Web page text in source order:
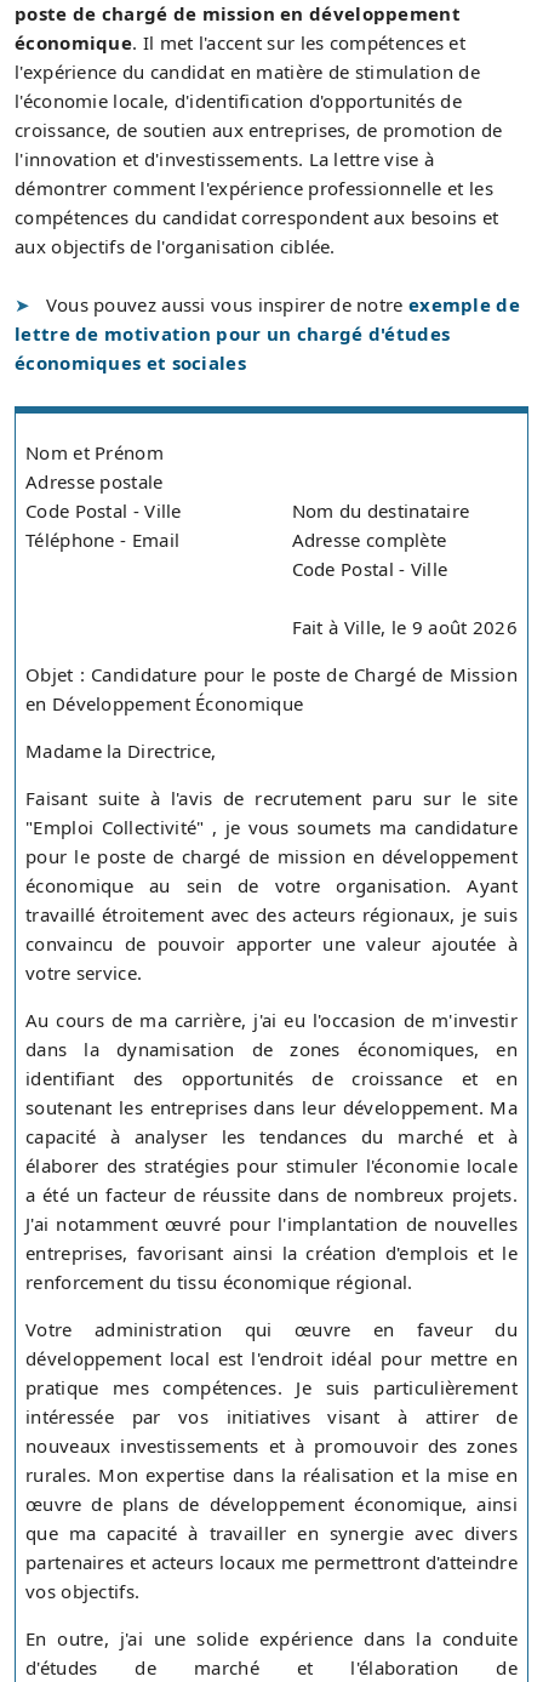
poste de chargé de mission en développement
économique. Il met l'accent sur les compétences et
l'expérience du candidat en matière de stimulation de
l'économie locale, d'identification d'opportunités de
croissance, de soutien aux entreprises, de promotion de
l'innovation et d'investissements. La lettre vise à
démontrer comment l'expérience professionnelle et les
compétences du candidat correspondent aux besoins et
aux objectifs de l'organisation ciblée.
Vous pouvez aussi vous inspirer de notre exemple de
lettre de motivation pour un chargé d'études
économiques et sociales
Nom et Prénom
Adresse postale
Code Postal - Ville
Téléphone - Email
Nom du destinataire
Adresse complète
Code Postal - Ville
Fait à Ville, le 9 août 2026
Objet : Candidature pour le poste de Chargé de Mission
en Développement Économique
Madame la Directrice,
Faisant suite à l'avis de recrutement paru sur le site
"Emploi Collectivité" , je vous soumets ma candidature
pour le poste de chargé de mission en développement
économique au sein de votre organisation. Ayant
travaillé étroitement avec des acteurs régionaux, je suis
convaincu de pouvoir apporter une valeur ajoutée à
votre service.
Au cours de ma carrière, j'ai eu l'occasion de m'investir
dans la dynamisation de zones économiques, en
identifiant des opportunités de croissance et en
soutenant les entreprises dans leur développement. Ma
capacité à analyser les tendances du marché et à
élaborer des stratégies pour stimuler l'économie locale
a été un facteur de réussite dans de nombreux projets.
J'ai notamment œuvré pour l'implantation de nouvelles
entreprises, favorisant ainsi la création d'emplois et le
renforcement du tissu économique régional.
Votre administration qui œuvre en faveur du
développement local est l'endroit idéal pour mettre en
pratique mes compétences. Je suis particulièrement
intéressée par vos initiatives visant à attirer de
nouveaux investissements et à promouvoir des zones
rurales. Mon expertise dans la réalisation et la mise en
œuvre de plans de développement économique, ainsi
que ma capacité à travailler en synergie avec divers
partenaires et acteurs locaux me permettront d'atteindre
vos objectifs.
En outre, j'ai une solide expérience dans la conduite
d'études de marché et l'élaboration de